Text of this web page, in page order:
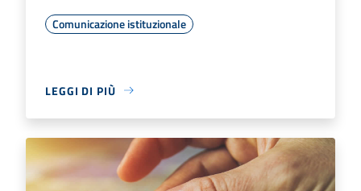
Comunicazione istituzionale
LEGGI DI PIÙ